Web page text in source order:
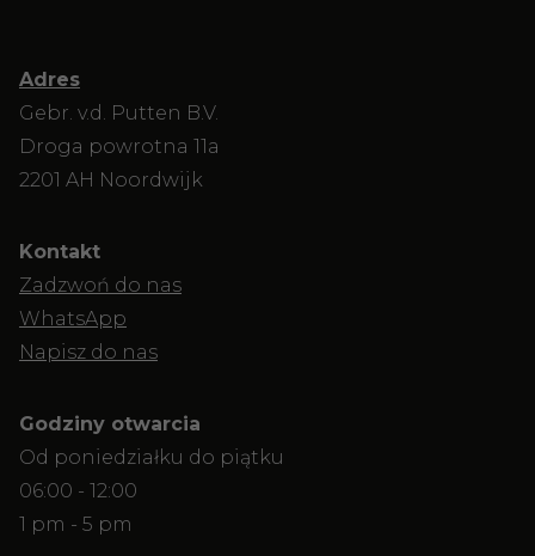
Adres
Gebr. v.d. Putten B.V.
Droga powrotna 11a
2201 AH Noordwijk
Kontakt
Zadzwoń do nas
WhatsApp
Napisz do nas
Godziny otwarcia
Od poniedziałku do piątku
06:00 - 12:00
1 pm - 5 pm